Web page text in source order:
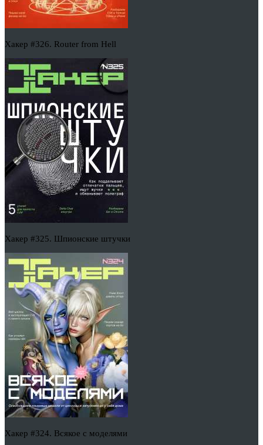
Хакер #326. Router from Hell
Хакер #325. Шпионские штучки
Хакер #324. Всякое с моделями